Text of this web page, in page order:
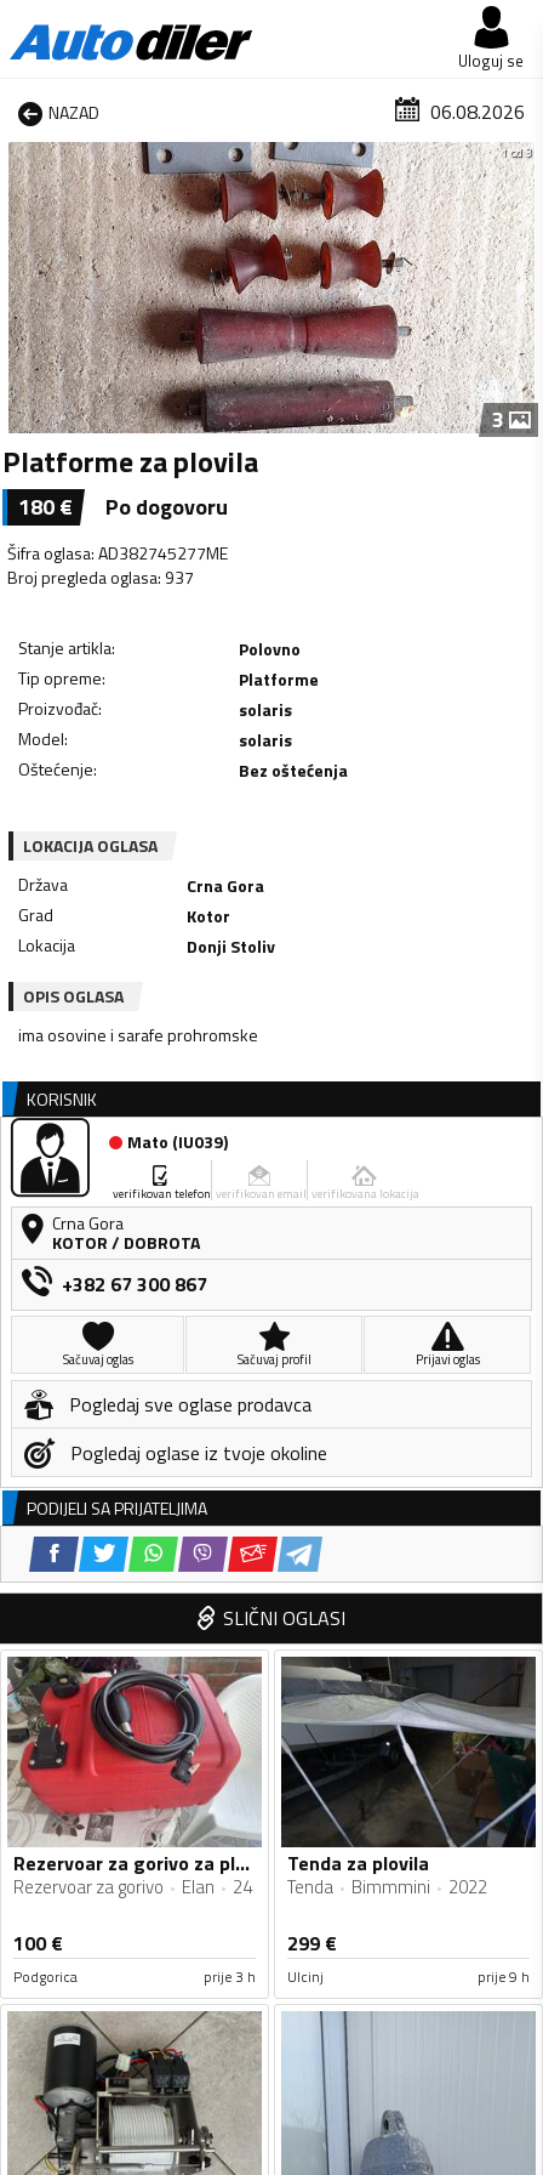
Uloguj se
NAZAD 06.08.2026
1 od 3
3
Platforme za plovila
180€ Po dogovoru
Šifra oglasa:AD382745277ME
Broj pregleda oglasa: 937
Stanje artikla:
Polovno
Tip opreme:
Platforme
Proizvođač:
solaris
Model:
solaris
Oštećenje: Bez oštećenja
LOKACIJA OGLASA
Država
Crna Gora
Grad
Kotor
Lokacija
Donji Stoliv
OPIS OGLASA
ima osovine i sarafe prohromske
KORISNIK
Mato (IU039)
verifikovan telefon verifikovan email verifikovana lokacija
Crna Gora
KOTOR/ DOBROTA
+382 67 300 867
Sačuvaj oglas Sačuvaj profil Prijavi oglas
Pogledaj sve oglase prodavca
Pogledaj oglase iz tvoje okoline
PODIJELI SA PRIJATELJIMA
SLIČNI OGLASI
Rezervoar za gorivo za plovila
Rezervoar za gorivo Elan 24
100€
Podgorica prije 3 h
Tenda za plovila
Tenda Bimmmini 2022
299 €
Ulcinj prije 9 h